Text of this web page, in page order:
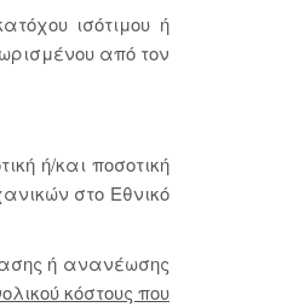
ισότιμου ή
από τον
ή/και ποσοτική
στο Εθνικό
ή ανανέωσης
κόστους που